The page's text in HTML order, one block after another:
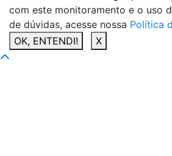
com este monitoramento e o uso
de dúvidas, acesse nossa Política
OK, ENTENDI!
X